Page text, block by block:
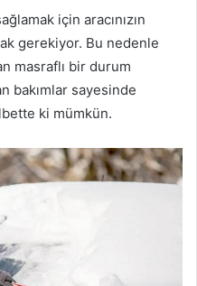
için aracınızın
gerekiyor. Bu nedenle
masraflı bir durum
bakımlar sayesinde
ki mümkün.